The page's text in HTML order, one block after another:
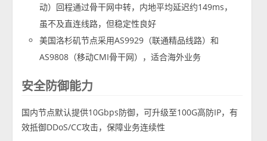
动）回程通过骨干网中转，内地平均延迟约149ms，
虽不及直连线路，但稳定性良好
美国洛杉矶节点采用AS9929（联通精品线路）和
AS9808（移动CMI骨干网），适合海外业务
安全防御能力
国内节点默认提供10Gbps防御，可升级至100G高防IP，有
效抵御DDoS/CC攻击，保障业务连续性